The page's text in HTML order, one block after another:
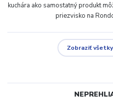
kuchára ako samostatný produkt
priezvisko na
Zobraziť